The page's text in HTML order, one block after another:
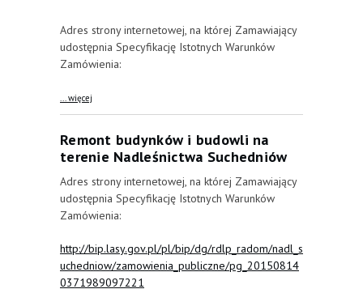
Adres strony internetowej, na której Zamawiający
udostępnia Specyfikację Istotnych Warunków
Zamówienia:
... więcej
Remont budynków i budowli na
terenie Nadleśnictwa Suchedniów
Adres strony internetowej, na której Zamawiający
udostępnia Specyfikację Istotnych Warunków
Zamówienia:
http://bip.lasy.gov.pl/pl/bip/dg/rdlp_radom/nadl_s
uchedniow/zamowienia_publiczne/pg_20150814
0371989097221